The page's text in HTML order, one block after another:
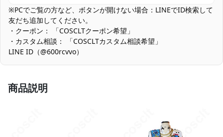
収納方法
他の衣類と同じく、清潔に乾燥を保ち、鋭
い物によっての破れを避けてください。
商品状態
新品未使用
色移り・摩擦対策：濃色パーツを含むため、汗や摩擦で色移りす
る可能性があります。初回は単独で優しく手洗いし、陰干しして
※PCでご覧の方など、ボタンが開けない場合：LINEでID検索して
友だち追加してください。
・クーポン： 「COSCLTクーポン希望」
・カスタム相談： 「COSCLTカスタム相談希望」
LINE ID（@600rcvvo）
商品説明